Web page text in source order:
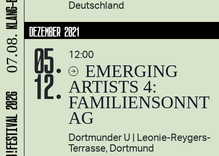
Deutschland
DEZEMBER 2021
05.
12.
EMERGING
ARTISTS 4:
FAMILIENSONNT
AG
12:00
Dortmunder U Leonie-Reygers-
Terrasse, Dortmund
MICRO!FESTIVAL 2026
07.08.